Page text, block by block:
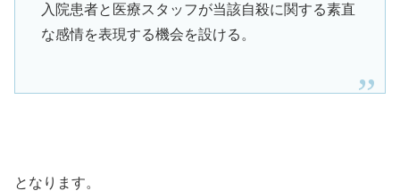
入院患者と医療スタッフが当該自殺に関する素直
な感情を表現する機会を設ける。
となります。